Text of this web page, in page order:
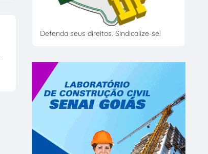
Defenda seus direitos. Sindicalize-se!